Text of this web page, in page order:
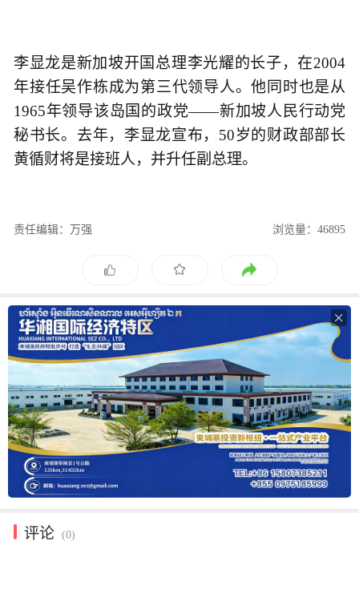
李显龙是新加坡开国总理李光耀的长子，在2004
年接任吴作栋成为第三代领导人。他同时也是从
1965年领导该岛国的政党——新加坡人民行动党
秘书长。去年，李显龙宣布，50岁的财政部部长
黄循财将是接班人，并升任副总理。
责任编辑：万强 浏览量：46895

评论 (0)